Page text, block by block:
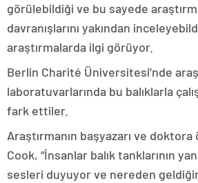
görülebildiği ve bu sayede
davranışlarını yakından
araştırmalarda ilgi görüyor.
Berlin Charité Üniversitesi’nde
laboratuvarlarında bu balıklarla
fark ettiler.
Araştırmanın başyazarı ve
Cook, “İnsanlar balık tanklarının
sesleri duyuyor ve nereden